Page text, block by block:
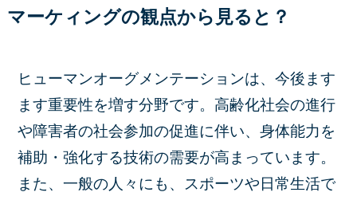
マーケィングの観点から見ると？
ヒューマンオーグメンテーションは、今後ます
ます重要性を増す分野です。高齢化社会の進行
や障害者の社会参加の促進に伴い、身体能力を
補助・強化する技術の需要が高まっています。
また、一般の人々にも、スポーツや日常生活で